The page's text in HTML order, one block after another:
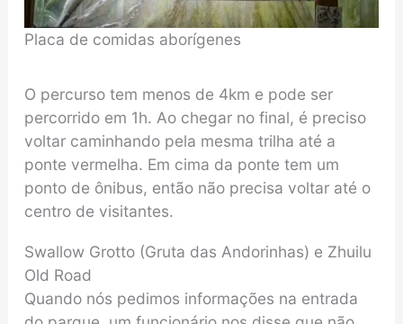
Placa de comidas aborígenes
O percurso tem menos de 4km e pode ser
percorrido em 1h. Ao chegar no final, é preciso
voltar caminhando pela mesma trilha até a
ponte vermelha. Em cima da ponte tem um
ponto de ônibus, então não precisa voltar até o
centro de visitantes.
Swallow Grotto (Gruta das Andorinhas) e Zhuilu
Old Road
Quando nós pedimos informações na entrada